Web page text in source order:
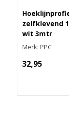
zelfklevend
wit 3mtr
Merk: PPC
32,95